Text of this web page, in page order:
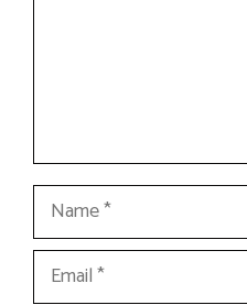
Name
Email